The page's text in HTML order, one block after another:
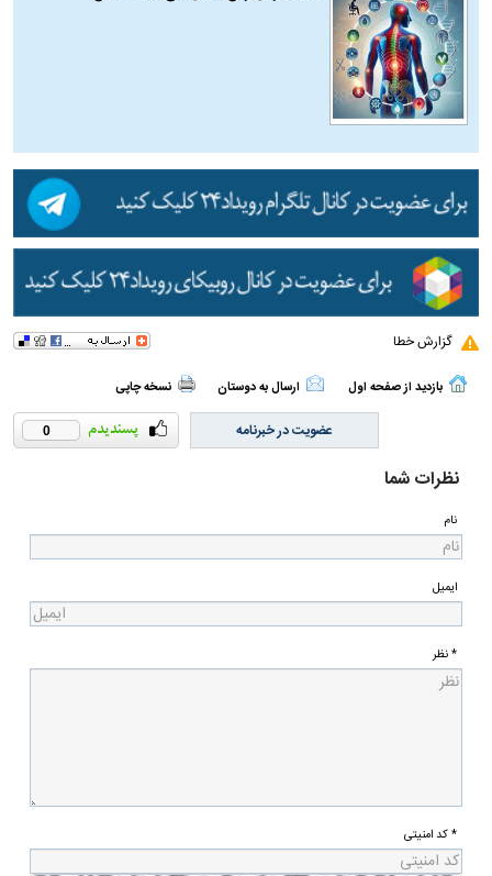
گزارش خطا
بازدید از صفحه اول ارسال به دوستان نسخه چاپی
0 عضویت در خبرنامه
نظرات شما
نام
ایمیل
* نظر
* کد امنیتی